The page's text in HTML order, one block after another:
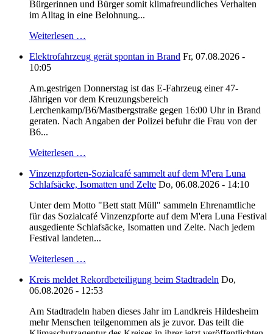
Bürgerinnen und Bürger somit klimafreundliches Verhalten
im Alltag in eine Belohnung...
Weiterlesen …
Elektrofahrzeug gerät spontan in Brand Fr, 07.08.2026 -
10:05
Am.gestrigen Donnerstag ist das E-Fahrzeug einer 47-
Jährigen vor dem Kreuzungsbereich
Lerchenkamp/B6/Mastbergstraße gegen 16:00 Uhr in Brand
geraten. Nach Angaben der Polizei befuhr die Frau von der
B6...
Weiterlesen …
Vinzenzpforten-Sozialcafé sammelt auf dem M'era Luna
Schlafsäcke, Isomatten und Zelte Do, 06.08.2026 - 14:10
Unter dem Motto "Bett statt Müll" sammeln Ehrenamtliche
für das Sozialcafé Vinzenzpforte auf dem M'era Luna Festival
ausgediente Schlafsäcke, Isomatten und Zelte. Nach jedem
Festival landeten...
Weiterlesen …
Kreis meldet Rekordbeteiligung beim Stadtradeln Do,
06.08.2026 - 12:53
Am Stadtradeln haben dieses Jahr im Landkreis Hildesheim
mehr Menschen teilgenommen als je zuvor. Das teilt die